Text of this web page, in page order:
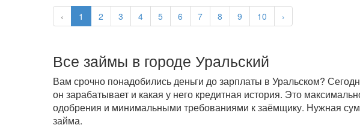
‹ 1 2 3 4 5 6 7 8 9 10 ›
Все займы в городе Уральский
Вам срочно понадобились деньги до зарплаты в Уральском?
он зарабатывает и какая у него кредитная история. Это
одобрения и минимальными требованиями к заёмщику. Нужная
займа.